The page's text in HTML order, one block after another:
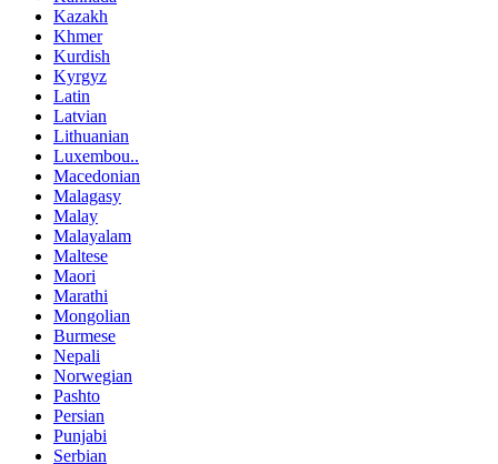
Kazakh
Khmer
Kurdish
Kyrgyz
Latin
Latvian
Lithuanian
Luxembou..
Macedonian
Malagasy
Malay
Malayalam
Maltese
Maori
Marathi
Mongolian
Burmese
Nepali
Norwegian
Pashto
Persian
Punjabi
Serbian